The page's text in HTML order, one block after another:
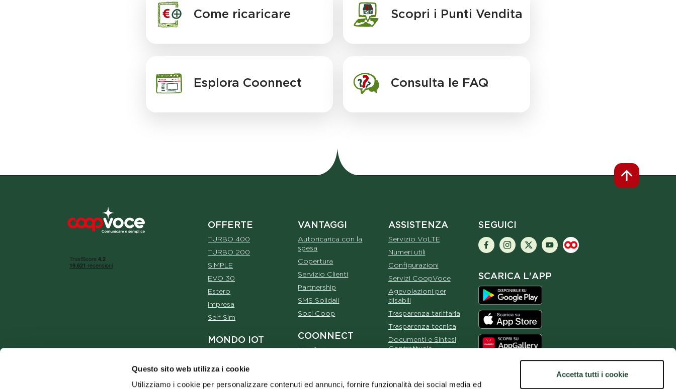
Questo sito web utilizza i cookie
Utilizziamo i cookie per personalizzare contenuti ed annunci, fornire funzionalità dei social media ed
Accetta tutti i cookie
Come ricaricare Scopri i Punti Vendita
Esplora Coonnect Consulta le FAQ
OFFERTE
TURBO 400
TURBO 200
SIMPLE
EVO 30
Estero
Impresa
Self Sim
MONDO IOT
ConMe Casa 12 Mesi
ConMe Alarm
VANTAGGI
Autoricarica con la
spesa
Copertura
Servizio Clienti
Partnership
SMS Solidali
Soci Coop
COONNECT
Manifesto
ASSISTENZA
Servizio VoLTE
Numeri utili
Configurazioni
Servizi CoopVoce
Agevolazioni per
disabili
Trasparenza tariffaria
Trasparenza tecnica
Documenti e Sintesi
Contrattuale
SEGUICI
SCARICA L'APP